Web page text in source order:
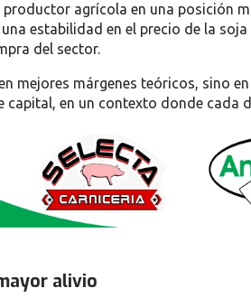
agrícola en una posición
estabilidad en el precio de la
del sector.
mejores márgenes teóricos, sino
capital, en un contexto donde cada
alivio